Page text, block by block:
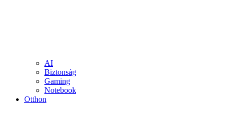
AI
Biztonság
Gaming
Notebook
Otthon